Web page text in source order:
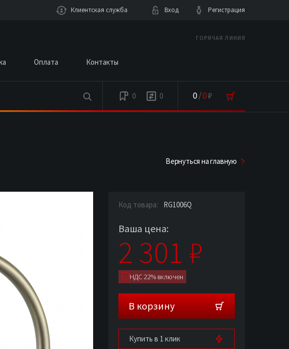
Клиентская служба Вход Регистрация
Оплата Контакты
ГОРЯЧАЯ ЛИНИЯ
0 0 0/0₽
Вернуться на главную
Код товара: RG1006Q
Ваша цена:
2 301 ₽
НДС 22% включен
В корзину
Купить в 1 клик